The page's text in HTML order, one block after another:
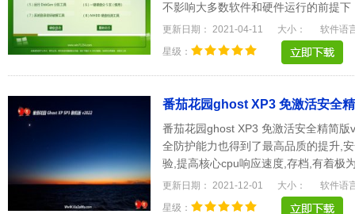
不影响大多数软件和硬件运行的前提
电脑和Explorer.....
更新日期： 2021-04-11 大小：
软件语
星级：
番茄花园ghost XP3 免激活安全
番茄花园ghost XP3 免激活安全精简
全防护能力也得到了最高品质的提升,
验,提高核心cpu响应速度,存档,有着极
方都是很家.....
更新日期： 2021-12-01 大小：
软件语
星级：